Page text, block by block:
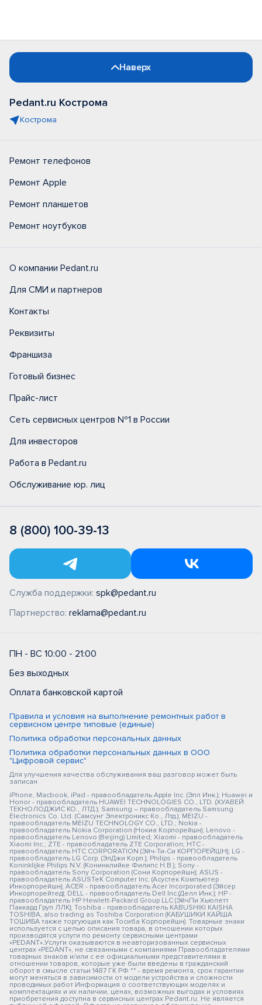
Наверх
Pedant.ru Кострома
Кострома
Ремонт телефонов
Ремонт Apple
Ремонт планшетов
Ремонт ноутбуков
О компании Pedant.ru
Для СМИ и партнеров
Контакты
Реквизиты
Франшиза
Готовый бизнес
Прайс-лист
Сеть сервисных центров №1 в России
Для инвесторов
Работа в Pedant.ru
Обслуживание юр. лиц
8 (800) 100-39-13
Служба поддержки: spk@pedant.ru
Партнерство: reklama@pedant.ru
ПН - ВС 10:00 - 21:00
Без выходных
Оплата банковской картой
Правила и условия на выполнение ремонтных работ в
сервисном центре типовые (единые)
Политика обработки персональных данных
Политика обработки персональных данных в ООО
"Цифровой сервис"
Для улучшения качества обслуживания ваш разговор может быть
записан
iPhone, Macbook, iPad - правообладатель Apple Inc. (Эпл Инк.); Huawei и
Honor - правообладатель HUAWEI TECHNOLOGIES CO., LTD. (ХУАВЕЙ
ТЕКНОЛОДЖИС КО., ЛТД.); Samsung – правообладатель Samsung
Electronics Co. Ltd. (Самсунг Электроникс Ко., Лтд.); MEIZU -
правообладатель MEIZU TECHNOLOGY CO., LTD.; Nokia -
правообладатель Nokia Corporation (Нокиа Корпорейшн); Lenovo -
правообладатель Lenovo (Beijing) Limited; Xiaomi - правообладатель
Xiaomi Inc.; ZTE - правообладатель ZTE Corporation; HTC -
правообладатель HTC CORPORATION (Эйч-Ти-Си КОРПОРЕЙШН); LG -
правообладатель LG Corp. (ЭлДжи Корп.); Philips - правообладатель
Koninklijke Philips N.V. (Конинклийке Филипс Н.В.); Sony -
правообладатель Sony Corporation (Сони Корпорейшн); ASUS -
правообладатель ASUSTeK Computer Inc. (Асустек Компьютер
Инкорпорейшн); ACER - правообладатель Acer Incorporated (Эйсер
Инкорпорейтед); DELL - правообладатель Dell Inc.(Делл Инк.); HP -
правообладатель HP Hewlett-Packard Group LLC (ЭйчПи Хьюлетт
Паккард Груп ЛЛК); Toshiba - правообладатель KABUSHIKI KAISHA
TOSHIBA, also trading as Toshiba Corporation (КАБУШИКИ КАЙША
ТОШИБА также торгующая как Тосиба Корпорейшн). Товарные знаки
используется с целью описания товара, в отношении которых
производятся услуги по ремонту сервисными центрами
«PEDANT».Услуги оказываются в неавторизованных сервисных
центрах «PEDANT», не связанными с компаниями Правообладателями
товарных знаков и/или с ее официальными представителями в
отношении товаров, которые уже были введены в гражданский
оборот в смысле статьи 1487 ГК РФ ** - время ремонта, срок гарантии
могут меняться в зависимости от модели устройства и сложности
проводимых работ Информация о соответствующих моделях и
комплектациях и их наличии, ценах, возможных выгодах и условиях
приобретения доступна в сервисных центрах Pedant.ru. Не является